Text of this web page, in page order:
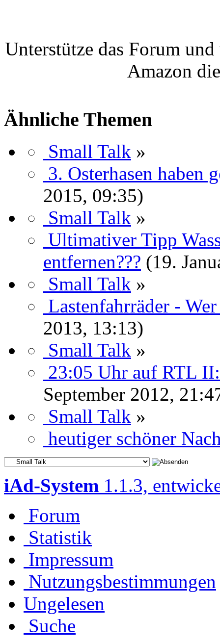
Unterstütze das Forum
Amazon
Ähnliche Themen
Small Talk »
3. Osterhasen haben
2015, 09:35)
Small Talk »
Ultimativer Tipp
entfernen??? (19.
Small Talk »
Lastenfahrräder -
2013, 13:13)
Small Talk »
23:05 Uhr auf RTL
September 2012,
Small Talk »
heutiger schöner
iAd-System 1.1.3,
Forum
Statistik
Impressum
Nutzungsbestimmungen
Ungelesen
Suche